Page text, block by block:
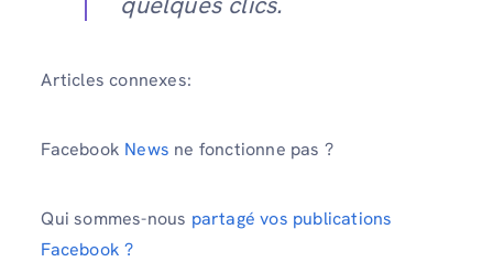
Articles connexes:
Facebook News ne fonctionne pas ?
Qui sommes-nous partagé vos publications
Facebook ?